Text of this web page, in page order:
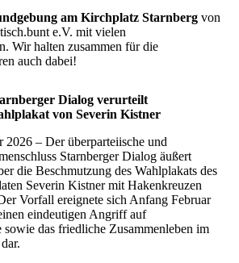
am Kirchplatz Starnberg von
e.V. mit vielen
Wir halten zusammen für die
auch dabei!
Dialog verurteilt
von Severin Kistner
2026 – Der überparteiische und
Starnberger Dialog äußert
die Beschmutzung des Wahlplakats des
Severin Kistner mit Hakenkreuzen
Vorfall ereignete sich Anfang Februar
eindeutigen Angriff auf
sowie das friedliche Zusammenleben im